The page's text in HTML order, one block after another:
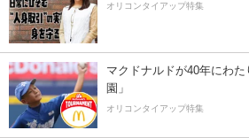
オリコンタイアップ特集
マクドナルドが40年にわ
園」
オリコンタイアップ特集